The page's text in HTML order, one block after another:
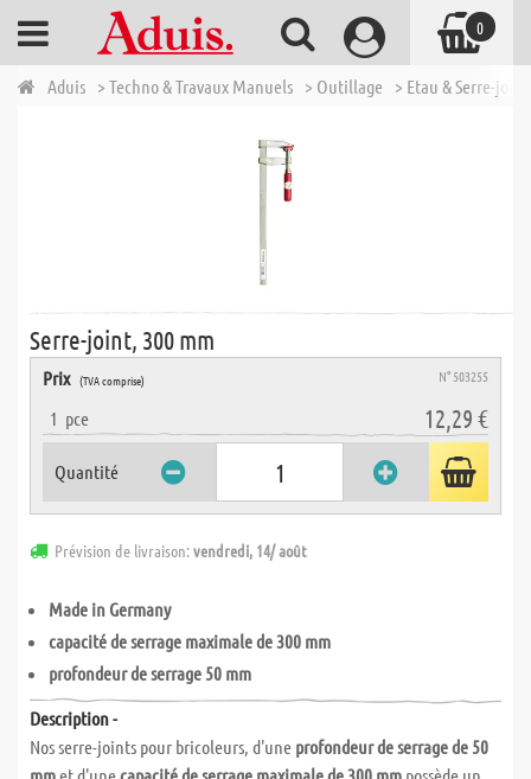
Aduis > Techno & Travaux Manuels > Outillage > Etau & Serre-
Serre-joint, 300 mm
Prix (TVA comprise) N° 503255
1 pce 12,29 €
Quantité
Prévision de livraison:vendredi, 14/ août
Made in Germany
capacité de serrage maximale de 300 mm
profondeur de serrage 50 mm
Description -
Nos serre-joints pour bricoleurs, d'une profondeur de serrage de 50
0